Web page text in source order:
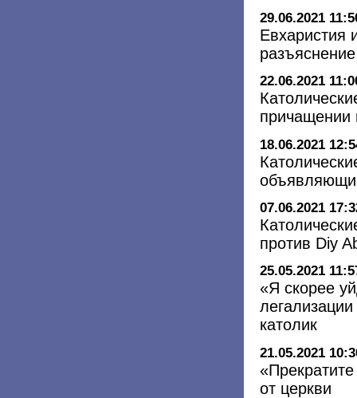
29.06.2021
Евхаристия
22.06.2021
причащении
18.06.2021
07.06.2021
против Diy
25.05.2021
«Я скорее
католик
21.05.2021
от церкви